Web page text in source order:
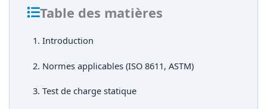
Table des matières
1. Introduction
2. Normes applicables (ISO 8611, ASTM)
3. Test de charge statique